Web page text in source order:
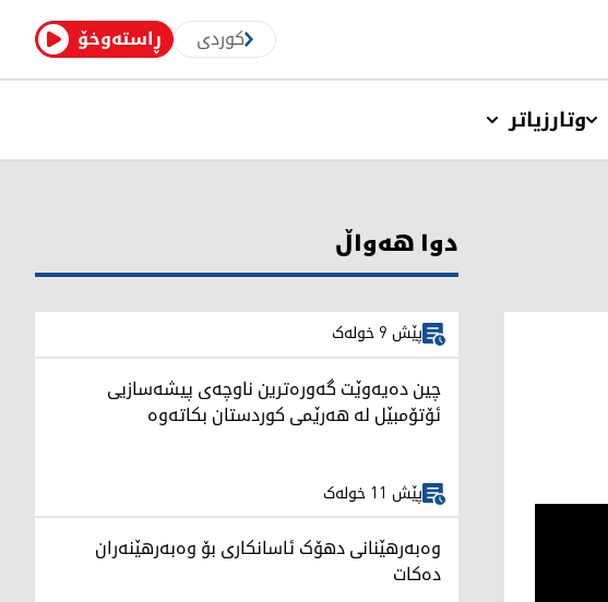
ڕاستەوخۆ کوردی
وتارزیاتر
دوا هەواڵ
پێش 9 خولەک
چین دەیەوێت گەورەترین ناوچەی پیشەسازیی
ئۆتۆمبێل لە هەرێمی کوردستان بکاتەوە
پێش 11 خولەک
وەبەرهێنانی دهۆک ئاسانکاری بۆ وەبەرهێنەران
دەکات